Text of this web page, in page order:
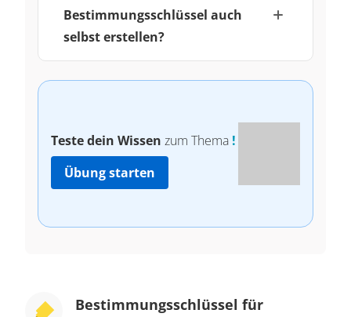
Bestimmungsschlüssel auch
selbst erstellen?
Teste dein Wissen zum Thema !
Übung starten
Bestimmungsschlüssel für